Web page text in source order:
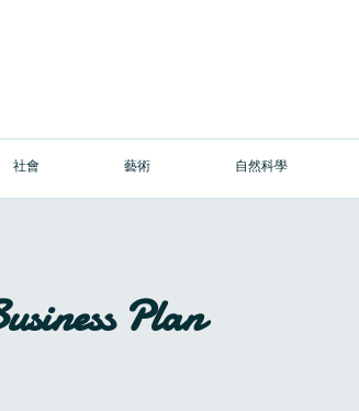
社會 藝術 自然科學
Plan